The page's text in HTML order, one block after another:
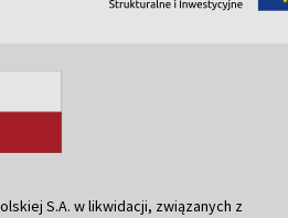
S.A. w likwidacji, związanych z